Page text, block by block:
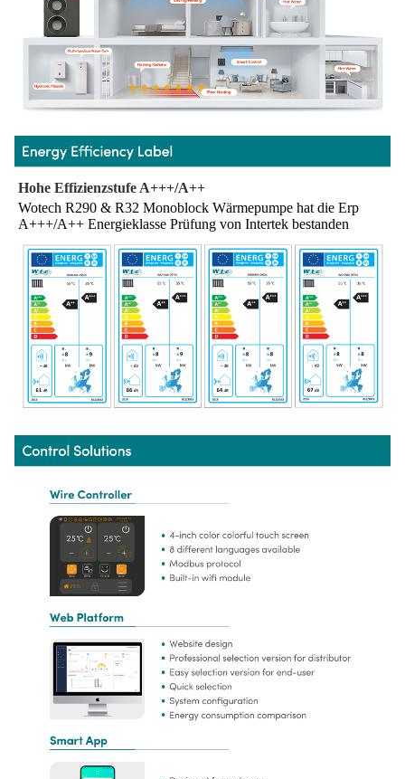
Hohe Effizienzstufe A+++/A++
Wotech R290 & R32 Monoblock Wärmepumpe hat die Erp
A+++/A++ Energieklasse Prüfung von Intertek bestanden